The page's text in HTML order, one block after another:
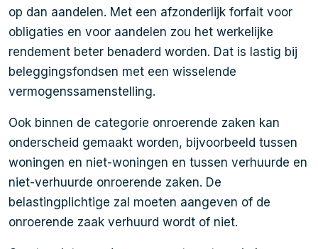
op dan aandelen. Met een afzonderlijk forfait voor
obligaties en voor aandelen zou het werkelijke
rendement beter benaderd worden. Dat is lastig bij
beleggingsfondsen met een wisselende
vermogenssamenstelling.
Ook binnen de categorie onroerende zaken kan
onderscheid gemaakt worden, bijvoorbeeld tussen
woningen en niet-woningen en tussen verhuurde en
niet-verhuurde onroerende zaken. De
belastingplichtige zal moeten aangeven of de
onroerende zaak verhuurd wordt of niet.